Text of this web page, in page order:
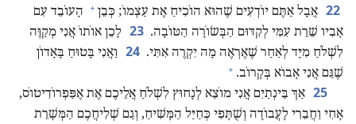
22 אֲבָל אַתֶּם יוֹדְעִים שֶׁהוּא הוֹכִיחַ אֶת עַצְמוֹ;‏ כְּבֵן + הָעוֹבֵד עִם
אָבִיו שֵׁרֵת עִמִּי לְקִדּוּם הַבְּשׂוֹרָה הַטּוֹבָה.‏ 23 לָכֵן אוֹתוֹ אֲנִי מְקַוֶּה
לִשְׁלֹחַ מִיָּד לְאַחַר שֶׁאֶרְאֶה מָה יִקְרֶה אִתִּי.‏ 24 וַאֲנִי בָּטוּחַ בָּאָדוֹן
שֶׁגַּם אֲנִי אָבוֹא בְּקָרוֹב.‏ +
25 אַךְ בֵּינְתַיִם אֲנִי מוֹצֵא לְנָחוּץ לִשְׁלֹחַ אֲלֵיכֶם אֶת אֶפַּפְרוֹדִיטוֹס,‏
אָחִי וַחֲבֵרִי לָעֲבוֹדָה וְשֻׁתָּפִי כְּחַיַּל הַמָּשִׁיחַ,‏ וְגַם שְׁלִיחֲכֶם הַמְּשָׁרֵת